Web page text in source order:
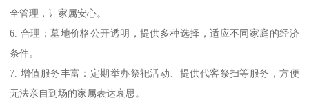
全管理，让家属安心。
6. 合理：墓地价格公开透明，提供多种选择，适应不同家庭的经济
条件。
7. 增值服务丰富：定期举办祭祀活动、提供代客祭扫等服务，方便
无法亲自到场的家属表达哀思。